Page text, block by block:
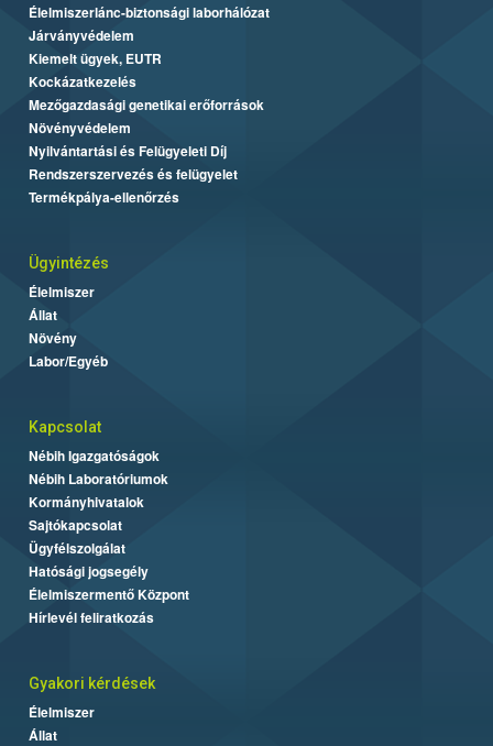
Élelmiszerlánc-biztonsági laborhálózat
Járványvédelem
Kiemelt ügyek, EUTR
Kockázatkezelés
Mezőgazdasági genetikai erőforrások
Növényvédelem
Nyilvántartási és Felügyeleti Díj
Rendszerszervezés és felügyelet
Termékpálya-ellenőrzés
Ügyintézés
Élelmiszer
Állat
Növény
Labor/Egyéb
Kapcsolat
Nébih Igazgatóságok
Nébih Laboratóriumok
Kormányhivatalok
Sajtókapcsolat
Ügyfélszolgálat
Hatósági jogsegély
Élelmiszermentő Központ
Hírlevél feliratkozás
Gyakori kérdések
Élelmiszer
Állat